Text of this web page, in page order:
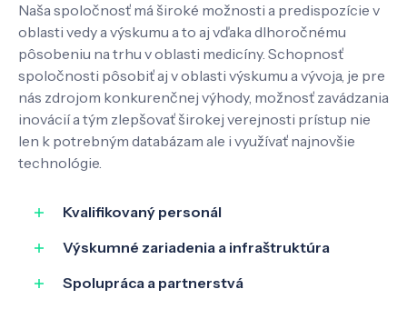
Pôsobenie
Know-how
Kontakt
Naša spoločnosť má široké možnosti a predispozície v
oblasti vedy a výskumu a to aj vďaka dlhoročnému
pôsobeniu na trhu v oblasti medicíny. Schopnosť
spoločnosti pôsobiť aj v oblasti výskumu a vývoja, je pre
nás zdrojom konkurenčnej výhody, možnosť zavádzania
inovácií a tým zlepšovať širokej verejnosti prístup nie
len k potrebným databázam ale i využívať najnovšie
technológie.
Kvalifikovaný personál
Výskumné zariadenia a infraštruktúra
Spolupráca a partnerstvá